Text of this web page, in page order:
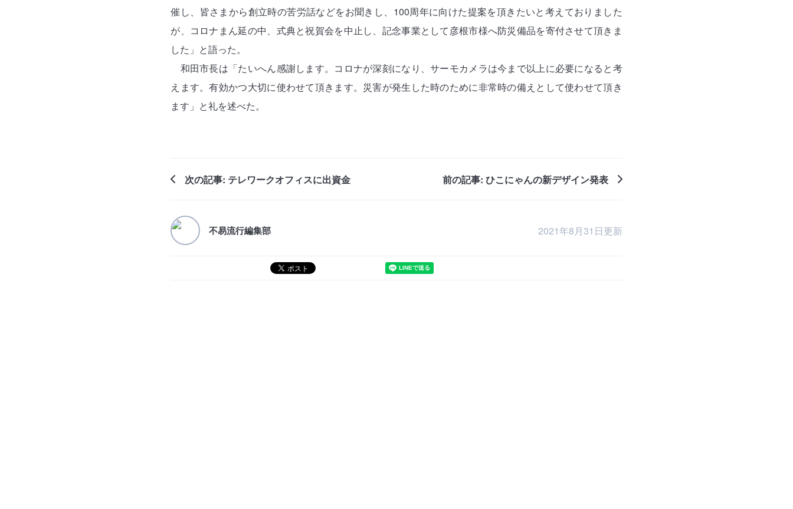
催し、皆さまから創立時の苦労話などをお聞きし、100周年に向けた提案を頂きたいと考えておりました
が、コロナまん延の中、式典と祝賀会を中止し、記念事業として彦根市様へ防災備品を寄付させて頂きま
した」と語った。
和田市長は「たいへん感謝します。コロナが深刻になり、サーモカメラは今まで以上に必要になると考
えます。有効かつ大切に使わせて頂きます。災害が発生した時のために非常時の備えとして使わせて頂き
ます」と礼を述べた。
次の記事: テレワークオフィスに出資金 前の記事: ひこにゃんの新デザイン発表
不易流行編集部 2021年8月31日更新